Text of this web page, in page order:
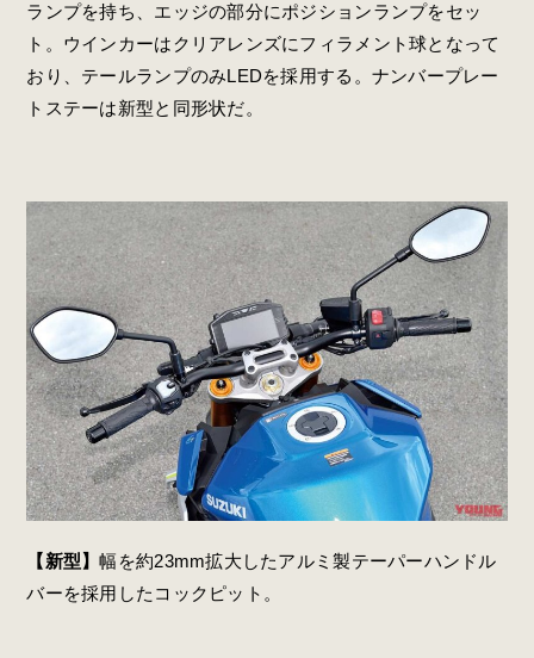
ランプを持ち、エッジの部分にポジションランプをセッ
ト。ウインカーはクリアレンズにフィラメント球となって
おり、テールランプのみLEDを採用する。ナンバープレー
トステーは新型と同形状だ。
【新型】幅を約23mm拡大したアルミ製テーパーハンドル
バーを採用したコックピット。